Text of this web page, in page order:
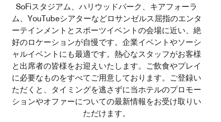
SoFiスタジアム、ハリウッドパーク、キアフォーラ
ム、YouTubeシアターなどロサンゼルス屈指のエンタ
ーテインメントとスポーツイベントの会場に近い、絶
好のロケーションが自慢です。企業イベントやソーシ
ャルイベントにも最適です。熱心なスタッフがお客様
と出席者の皆様をお迎えいたします。ご飲食やプレイ
に必要なものをすべてご用意しております。ご登録い
ただくと、タイミングを逃さずに当ホテルのプロモー
ションやオファーについての最新情報をお受け取りい
ただけます。